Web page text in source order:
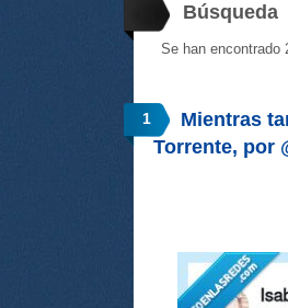
Búsqueda
Se han encontrado
1
Mientras
Torrente, por